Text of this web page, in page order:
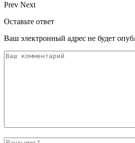
Prev Next
Оставьте ответ
Ваш электронный адрес не будет